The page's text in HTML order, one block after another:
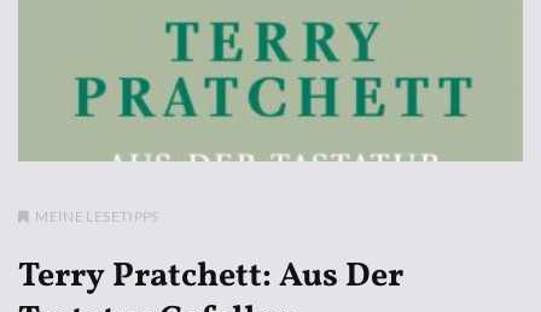
MEINE LESETIPPS
Terry Pratchett: Aus Der